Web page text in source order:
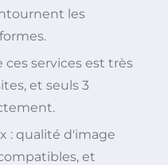
les
ces services est très
et seuls 3
: qualité d'image
et